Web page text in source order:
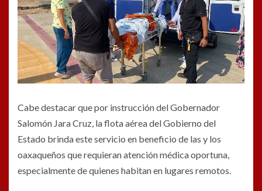
Cabe destacar que por instrucción del Gobernador
Salomón Jara Cruz, la flota aérea del Gobierno del
Estado brinda este servicio en beneficio de las y los
oaxaqueños que requieran atención médica oportuna,
especialmente de quienes habitan en lugares remotos.